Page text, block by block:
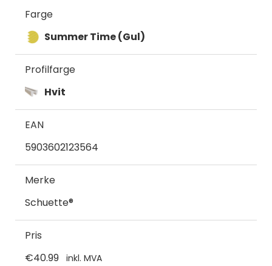
Farge
Summer Time (Gul)
Profilfarge
Hvit
EAN
5903602123564
Merke
Schuette®
Pris
€40.99 inkl. MVA